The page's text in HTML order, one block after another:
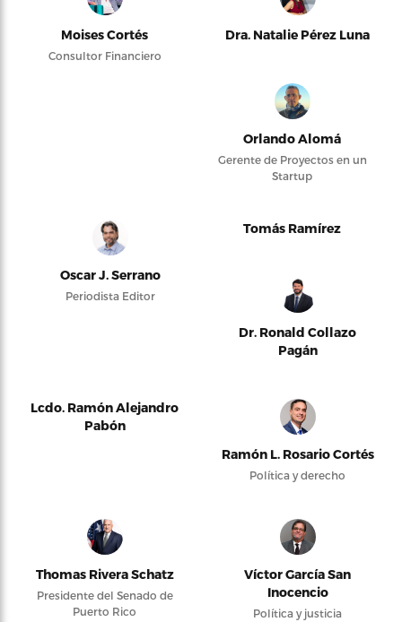
Moises Cortés
Consultor Financiero
Dra. Natalie Pérez Luna
Orlando Alomá
Gerente de Proyectos en un
Startup
Oscar J. Serrano
Periodista Editor
Tomás Ramírez
Dr. Ronald Collazo
Pagán
Lcdo. Ramón Alejandro
Pabón
Ramón L. Rosario Cortés
Política y derecho
Thomas Rivera Schatz
Presidente del Senado de
Puerto Rico
Víctor García San
Inocencio
Política y justicia